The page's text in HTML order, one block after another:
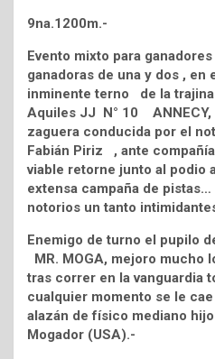
9na.1200m.-
Evento mixto para
ganadoras de una y dos , en
inminente terno de la
Aquiles JJ N° 10 ANNECY,
zaguera conducida por el
Fabián Piriz , ante
viable retorne junto al podio
extensa campaña de pistas…
notorios un tanto
Enemigo de turno el pupilo
MR. MOGA, mejoro mucho
tras correr en la vanguardia
cualquier momento se le
alazán de físico mediano
Mogador (USA).-